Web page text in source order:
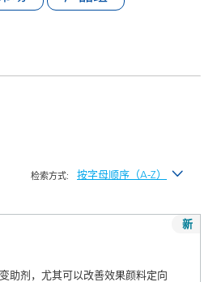
检索方式: 按字母顺序（A-Z）
按字母顺序（A-Z）
助剂，尤其可以改善效果颜料定向
新